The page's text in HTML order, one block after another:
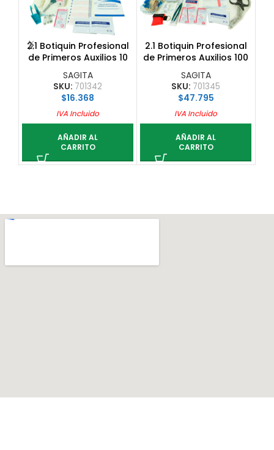
2.1 Botiquin Profesional
de Primeros Auxilios 10
Personas
SAGITA
SKU: 701342
$16.368
IVA Incluido
AÑADIR AL
CARRITO
2.1 Botiquin Profesional
de Primeros Auxilios 100
Personas
SAGITA
SKU: 701345
$47.795
IVA Incluido
AÑADIR AL
CARRITO